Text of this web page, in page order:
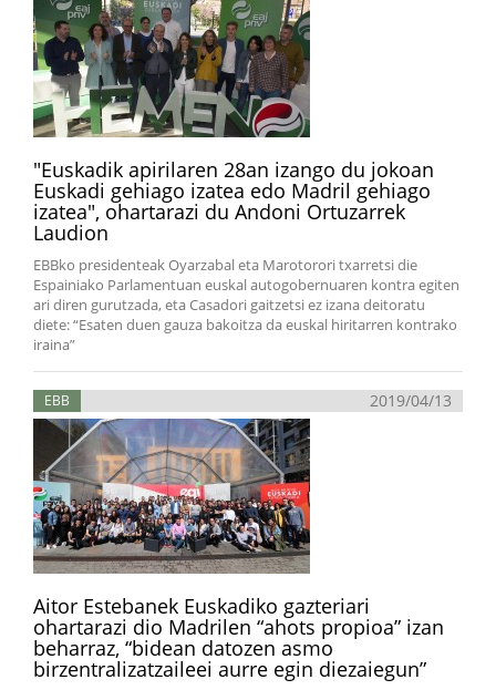
"Euskadik apirilaren 28an izango du jokoan
Euskadi gehiago izatea edo Madril gehiago
izatea", ohartarazi du Andoni Ortuzarrek
Laudion
EBBko presidenteak Oyarzabal eta Marotorori txarretsi die
Espainiako Parlamentuan euskal autogobernuaren kontra egiten
ari diren gurutzada, eta Casadori gaitzetsi ez izana deitoratu
diete: “Esaten duen gauza bakoitza da euskal hiritarren kontrako
iraina”
EBB 2019/04/13
Aitor Estebanek Euskadiko gazteriari
ohartarazi dio Madrilen “ahots propioa” izan
beharraz, “bidean datozen asmo
birzentralizatzaileei aurre egin diezaiegun”